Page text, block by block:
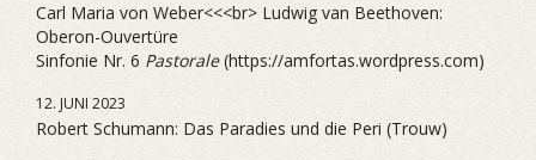
Carl Maria von Weber<<<br> Ludwig van Beethoven:
Oberon-Ouvertüre
Sinfonie Nr. 6 Pastorale(https://amfortas.wordpress.com)
12. JUNI 2023
Robert Schumann: Das Paradies und die Peri (Trouw)